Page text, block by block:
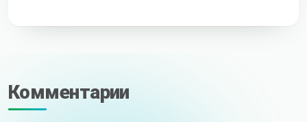
Комментарии